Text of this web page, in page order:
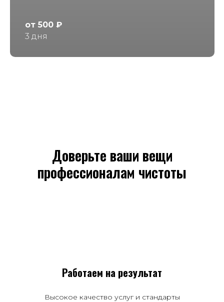
от 500 ₽
3 дня
Доверьте ваши вещи
профессионалам чистоты
Работаем на результат
Высокое качество услуг и стандарты